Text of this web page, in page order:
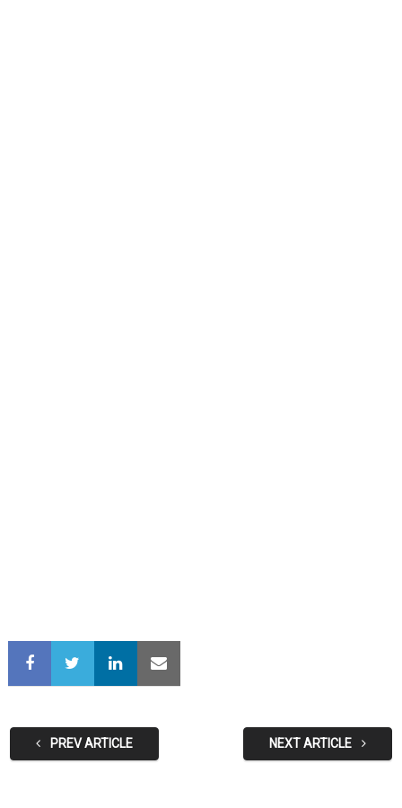
PREV ARTICLE NEXT ARTICLE